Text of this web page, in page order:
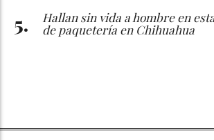
Hallan sin vida a hombre en
de paquetería en Chihuahua